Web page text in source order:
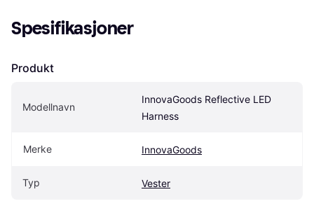
Spesifikasjoner
Produkt
Modellnavn
InnovaGoods Reflective LED
Harness
Merke InnovaGoods
Typ Vester